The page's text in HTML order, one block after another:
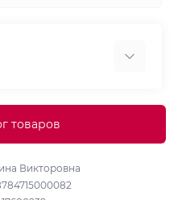
и обработки
товаров
Викторовна